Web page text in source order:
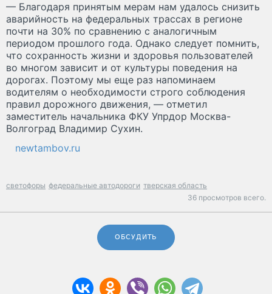
— Благодаря принятым мерам нам удалось снизить
аварийность на федеральных трассах в регионе
почти на 30% по сравнению с аналогичным
периодом прошлого года. Однако следует помнить,
что сохранность жизни и здоровья пользователей
во многом зависит и от культуры поведения на
дорогах. Поэтому мы еще раз напоминаем
водителям о необходимости строго соблюдения
правил дорожного движения, — отметил
заместитель начальника ФКУ Упрдор Москва-
Волгоград Владимир Сухин.
newtambov.ru
светофоры федеральные автодороги тверская область
36 просмотров всего.
ОБСУДИТЬ